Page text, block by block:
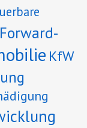
Forward-
KfW